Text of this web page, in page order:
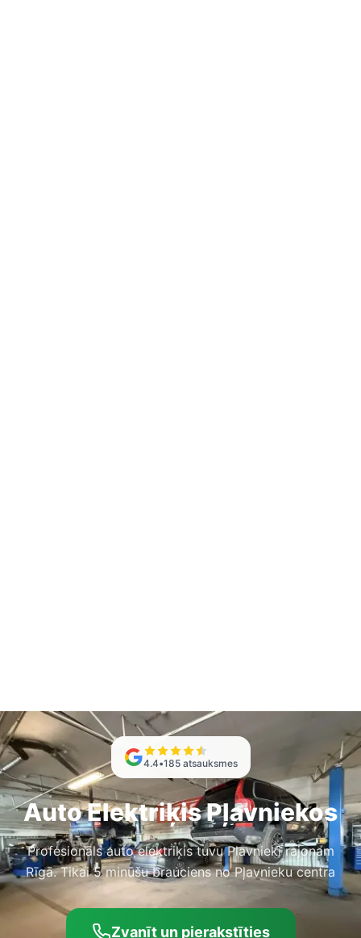
4.4•185 atsauksmes
Auto Elektriķis Pļavniekos
Profesionāls auto elektriķis tuvu Plavnieki rajonam
Rīgā. Tikai 5 minūšu brauciens no Pļavnieku centra
Zvanīt un pierakstīties